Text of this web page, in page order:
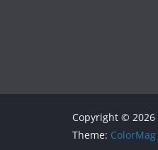
Copyright © 2026
Theme: ColorMag